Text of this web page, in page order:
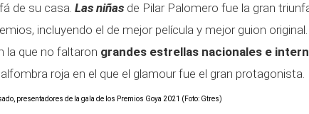
de su casa. Las niñas de Pilar Palomero fue la gran
incluyendo el de mejor película y mejor guion
la que no faltaron grandes estrellas nacionales e
roja en el que el glamour fue el gran protagonista.